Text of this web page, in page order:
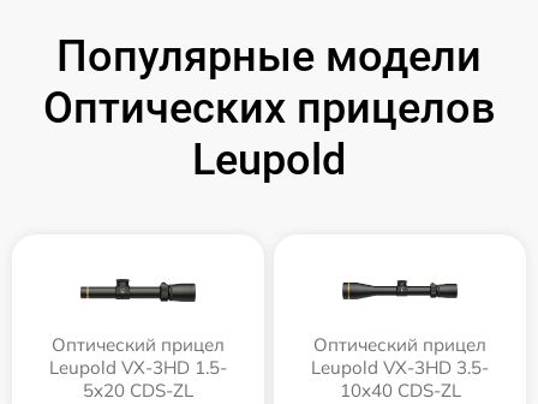
Популярные модели
Оптических прицелов
Leupold
Оптический прицел
Leupold VX-3HD 1.5-
5x20 CDS-ZL
Оптический прицел
Leupold VX-3HD 3.5-
10x40 CDS-ZL